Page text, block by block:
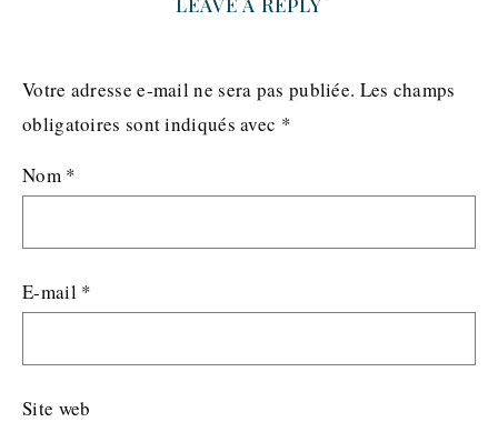
Votre adresse e-mail ne sera pas publiée. Les champs
obligatoires sont indiqués avec *
Nom *
E-mail *
Site web